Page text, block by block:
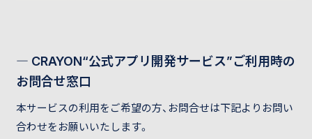
― CRAYON“公式アプリ開発サービス”ご利用時の
お問合せ窓口
本サービスの利用をご希望の方、お問合せは下記よりお問い
合わせをお願いいたします。